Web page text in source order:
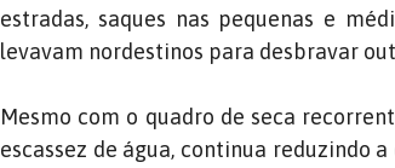
estradas, saques nas pequenas e
levavam nordestinos para desbravar
Mesmo com o quadro de seca
escassez de água, continua reduzindo